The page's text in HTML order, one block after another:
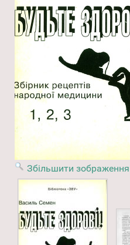
Збільшити зображення